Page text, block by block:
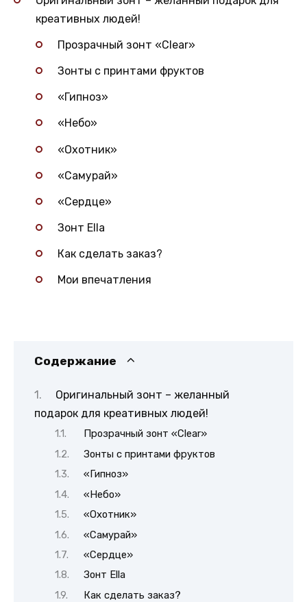
креативных людей!
Прозрачный зонт «Clear»
Зонты с принтами фруктов
«Гипноз»
«Небо»
«Охотник»
«Самурай»
«Сердце»
Зонт Ella
Как сделать заказ?
Мои впечатления
Содержание
Оригинальный зонт – желанный
подарок для креативных людей!
Прозрачный зонт «Clear»
Зонты с принтами фруктов
«Гипноз»
«Небо»
«Охотник»
«Самурай»
«Сердце»
Зонт Ella
Как сделать заказ?